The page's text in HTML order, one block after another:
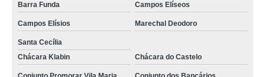
Barra Funda
Campos Elíseos
Campos Elísios Marechal Deodoro
Santa Cecília
Chácara Klabin
Chácara do Castelo